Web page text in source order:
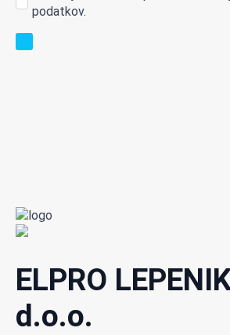
podatkov.
ELPRO
d.o.o.